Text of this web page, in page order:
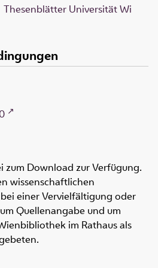
Thesenblätter Universität Wi
zum Download zur Verfügung.
wissenschaftlichen
einer Vervielfältigung oder
Quellenangabe und um
im Rathaus als